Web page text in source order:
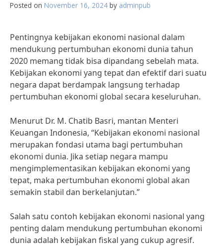
Posted on November 16, 2024 by adminpub
Pentingnya kebijakan ekonomi nasional dalam
mendukung pertumbuhan ekonomi dunia tahun
2020 memang tidak bisa dipandang sebelah mata.
Kebijakan ekonomi yang tepat dan efektif dari suatu
negara dapat berdampak langsung terhadap
pertumbuhan ekonomi global secara keseluruhan.
Menurut Dr. M. Chatib Basri, mantan Menteri
Keuangan Indonesia, “Kebijakan ekonomi nasional
merupakan fondasi utama bagi pertumbuhan
ekonomi dunia. Jika setiap negara mampu
mengimplementasikan kebijakan ekonomi yang
tepat, maka pertumbuhan ekonomi global akan
semakin stabil dan berkelanjutan.”
Salah satu contoh kebijakan ekonomi nasional yang
penting dalam mendukung pertumbuhan ekonomi
dunia adalah kebijakan fiskal yang cukup agresif.